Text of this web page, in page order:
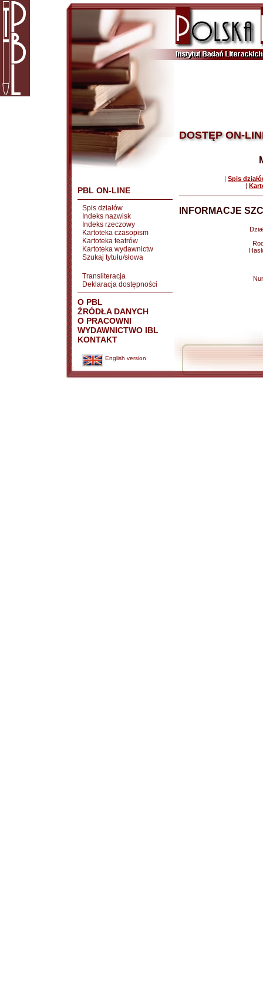
PBL ON-LINE
Spis działów
Indeks nazwisk
Indeks rzeczowy
Kartoteka czasopism
Kartoteka teatrów
Kartoteka wydawnictw
Szukaj tytułu/słowa
Transliteracja
Deklaracja dostępności
O PBL
ŹRÓDŁA DANYCH
O PRACOWNI
WYDAWNICTWO IBL
KONTAKT
English version
DOSTĘP ON-
| Spis
|
INFORMACJE